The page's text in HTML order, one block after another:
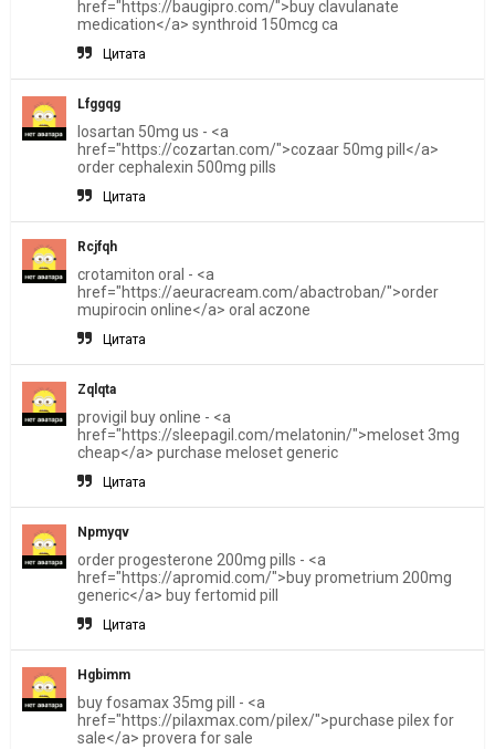
href="https://baugipro.com/">buy clavulanate
medication</a> synthroid 150mcg ca
Цитата
Lfggqg
losartan 50mg us - <a
href="https://cozartan.com/">cozaar 50mg pill</a>
order cephalexin 500mg pills
Цитата
Rcjfqh
crotamiton oral - <a
href="https://aeuracream.com/abactroban/">order
mupirocin online</a> oral aczone
Цитата
Zqlqta
provigil buy online - <a
href="https://sleepagil.com/melatonin/">meloset 3mg
cheap</a> purchase meloset generic
Цитата
Npmyqv
order progesterone 200mg pills - <a
href="https://apromid.com/">buy prometrium 200mg
generic</a> buy fertomid pill
Цитата
Hgbimm
buy fosamax 35mg pill - <a
href="https://pilaxmax.com/pilex/">purchase pilex for
sale</a> provera for sale